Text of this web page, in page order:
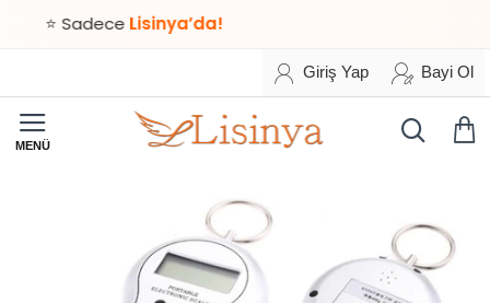
⭐ SadeceLisinya’da!
Giriş Yap Bayi Ol